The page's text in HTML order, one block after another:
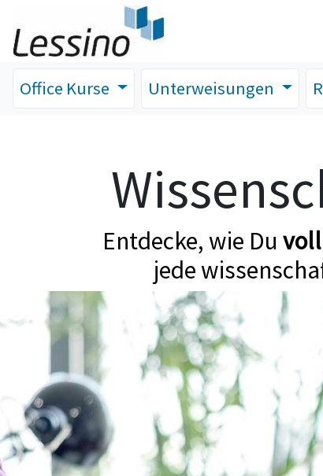
Office Kurse Unterweisungen
Entdecke, wie Du
jede